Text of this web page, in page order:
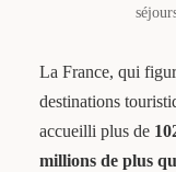
La France, qui
destinations
accueilli plus de
millions de plus